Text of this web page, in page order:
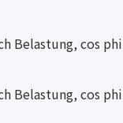
Belastung, cos phi
Belastung, cos phi